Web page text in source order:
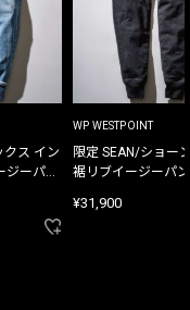
クス イン
ーパン
WP WESTPOINT
限定 SEAN/ショー
裾リブイージーパ
¥31,900